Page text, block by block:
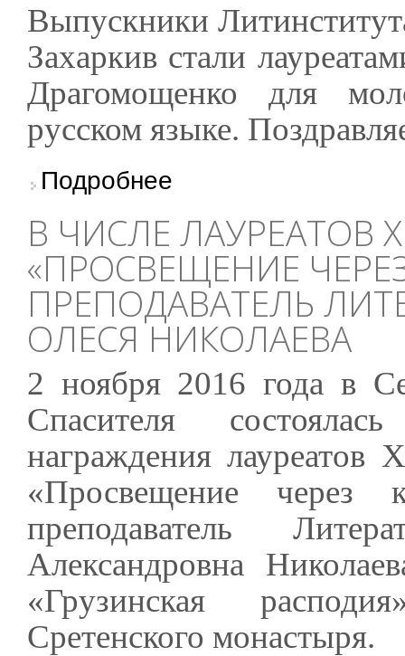
Выпускники
Захаркив стали
Драгомощенко для
русском языке.
Подробнее
В ЧИСЛЕ ЛАУРЕАТОВ
«ПРОСВЕЩЕНИЕ
ПРЕПОДАВАТЕЛЬ
ОЛЕСЯ НИКОЛАЕВА
2 ноября 2016 года в
Спасителя
награждения лауреатов
«Просвещение через
преподаватель
Александровна
«Грузинская
Сретенского монастыря.